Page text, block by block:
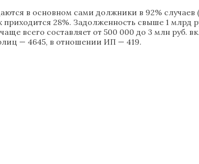
в основном сами должники в 92% случаев
28%. Задолженность свыше 1
всего составляет от 500 000 до 3 млн руб.
— 4645, в отношении ИП — 419.